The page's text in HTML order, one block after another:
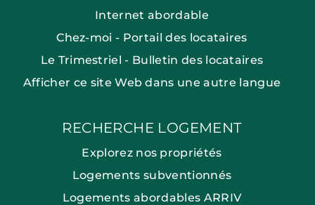
Internet abordable
Chez-moi - Portail des locataires
Le Trimestriel - Bulletin des locataires
Afficher ce site Web dans une autre langue
RECHERCHE LOGEMENT
Explorez nos propriétés
Logements subventionnés
Logements abordables ARRIV